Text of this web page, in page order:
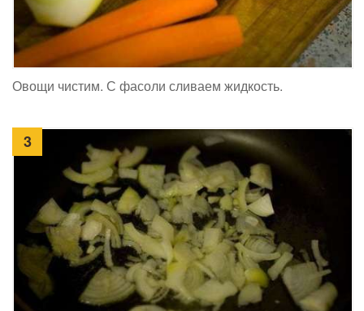
Овощи чистим. С фасоли сливаем жидкость.
3